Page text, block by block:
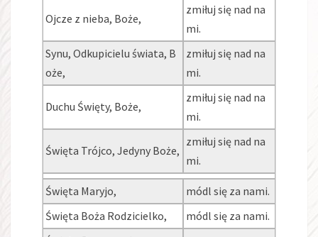
Ojcze z nieba, Boże,
zmiłuj się nad na
mi.
Synu, Odkupicielu świata, B
oże,
zmiłuj się nad na
mi.
Duchu Święty, Boże,
zmiłuj się nad na
mi.
Święta Trójco, Jedyny Boże,
zmiłuj się nad na
mi.
Święta Maryjo,
módl się za nami.
Święta Boża Rodzicielko,
módl się za nami.